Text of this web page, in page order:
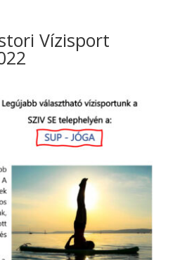
Vízisport